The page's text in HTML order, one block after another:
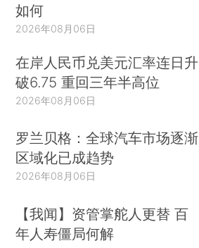
如何
2026年08月06日
在岸人民币兑美元汇率连日升
破6.75 重回三年半高位
2026年08月06日
罗兰贝格：全球汽车市场逐渐
区域化已成趋势
2026年08月06日
【我闻】资管掌舵人更替 百
年人寿僵局何解